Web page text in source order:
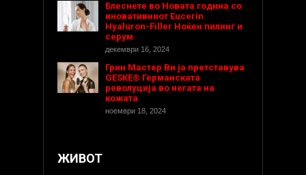
Блеснете во Новата година со
иновативниот Eucerin
Hyaluron-Filler Ноќен пилинг и
серум
декември 16, 2024
Грин Мастер Ви ја претставува
GESKE® Германската
револуција во негата на
кожата
ноември 18, 2024
ЖИВОТ